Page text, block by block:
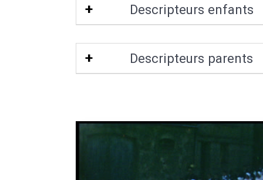
Descripteurs enfants
Costume trois pièces
Descripteurs parents